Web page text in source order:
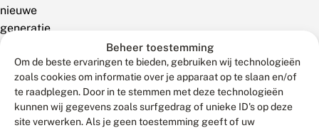
Beheer toestemming
Om de beste ervaringen te bieden, gebruiken wij technologieën
zoals cookies om informatie over je apparaat op te slaan en/of
te raadplegen. Door in te stemmen met deze technologieën
kunnen wij gegevens zoals surfgedrag of unieke ID's op deze
site verwerken. Als je geen toestemming geeft of uw
nieuwe
generatie
juffer
tevoorschijn
komen.Zeven
van